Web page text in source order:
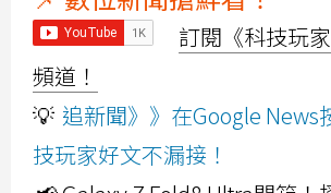
訂閱《科技玩
頻道！
💡 追新聞》》在Google News
技玩家好文不漏接！